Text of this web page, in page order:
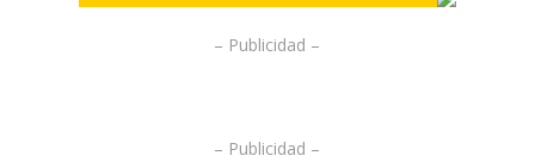
– Publicidad –
– Publicidad –